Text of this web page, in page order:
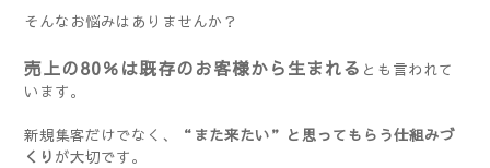
そんなお悩みはありませんか？
売上の80％は既存のお客様から生まれる とも言われて
います。
新規集客だけでなく、
“また来たい”と思ってもらう仕組みづ
くり が大切です。